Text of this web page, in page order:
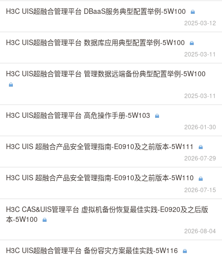
H3C UIS超融合管理平台 DBaaS服务典型配置举例-5W100
2025-03-12
H3C UIS超融合管理平台 数据库应用典型配置举例-5W100
2025-03-11
H3C UIS超融合管理平台 管理数据远端备份典型配置举例-5W100
2025-03-11
H3C UIS超融合管理平台 高危操作手册-5W103
2026-01-30
H3C UIS 超融合产品安全管理指南-E0910及之前版本-5W111
2026-07-29
H3C UIS 超融合产品安全管理指南-E0910及之前版本-5W110
2026-07-15
H3C CAS&UIS管理平台 虚拟机备份恢复最佳实践-E0920及之后版
本-5W100
2026-08-04
H3C UIS超融合管理平台 备份容灾方案最佳实践-5W116